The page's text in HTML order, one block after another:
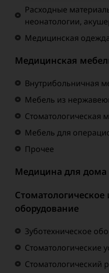
Расходные
неонатологии,
Медицинская
Медицинская
Внутрибольничная
Мебель из
Стоматологическая
Мебель для
Прочее
Медицина для дома
Стоматологическое
оборудование
Зуботехническое
Стоматологические
Стоматологический